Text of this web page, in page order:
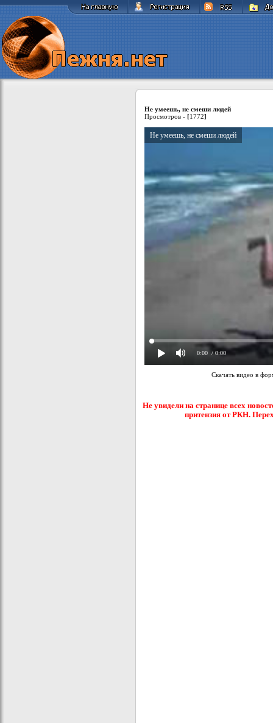
Не умеешь, не смеши людей
Просмотров - [1772]
Не умеешь, не смеши людей
0:00 / 0:00
Скачать видео в
Не увидели на странице всех
притензия от РКН.